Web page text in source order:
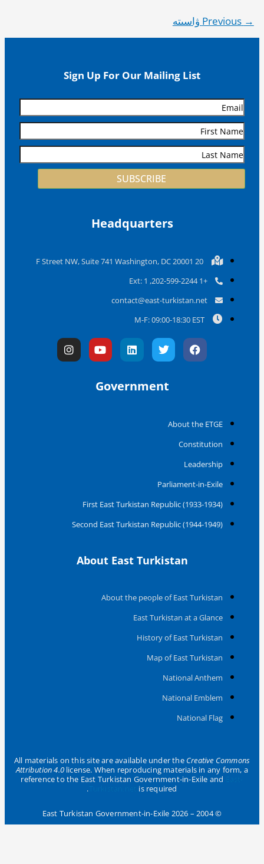
→Previous ۋاسىتە
Sign Up For Our Mailing List
SUBSCRIBE
Headquarters
20 F Street NW, Suite 741 Washington, DC 20001
contact@east-turkistan.net
M-F: 09:00-18:30 EST
F
a
c
T
w
i
L
n
e
Y
o
u
u
I
n
s
Government
About the ETGE
Constitution
Leadership
Parliament-in-Exile
First East Turkistan Republic (1933-1934)
Second East Turkistan Republic (1944-1949)
About East Turkistan
About the people of East Turkistan
East Turkistan at a Glance
History of East Turkistan
Map of East Turkistan
National Anthem
National Emblem
National Flag
All materials on this site are available under theCreative Commons
Attribution 4.0license. When reproducing materials in any form, a
reference to the East Turkistan Government-in-Exile and
Turkistan.net is required.
© 2004 – 2026 East Turkistan Government-in-Exile